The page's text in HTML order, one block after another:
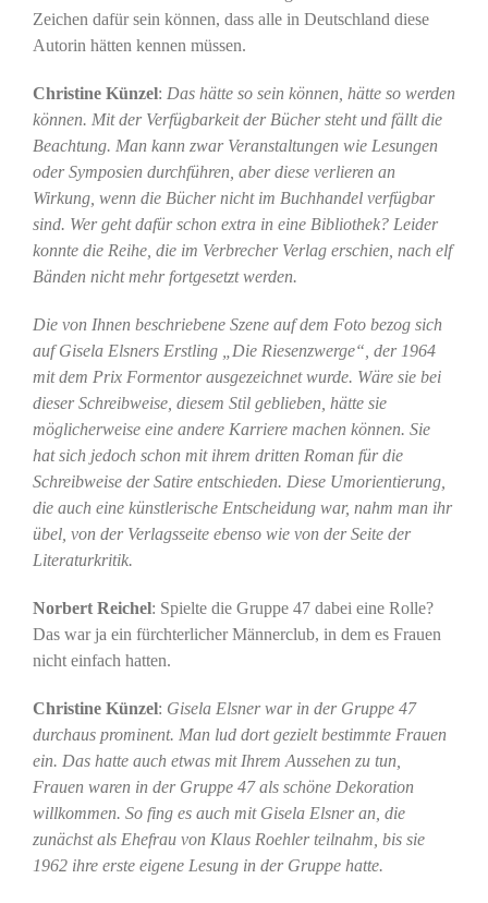
Zeichen dafür sein können, dass alle in Deutschland diese
Autorin hätten kennen müssen.
Christine Künzel: Das hätte so sein können, hätte so werden
können. Mit der Verfügbarkeit der Bücher steht und fällt die
Beachtung. Man kann zwar Veranstaltungen wie Lesungen
oder Symposien durchführen, aber diese verlieren an
Wirkung, wenn die Bücher nicht im Buchhandel verfügbar
sind. Wer geht dafür schon extra in eine Bibliothek? Leider
konnte die Reihe, die im Verbrecher Verlag erschien, nach elf
Bänden nicht mehr fortgesetzt werden.
Die von Ihnen beschriebene Szene auf dem Foto bezog sich
auf Gisela Elsners Erstling „Die Riesenzwerge“, der 1964
mit dem Prix Formentor ausgezeichnet wurde. Wäre sie bei
dieser Schreibweise, diesem Stil geblieben, hätte sie
möglicherweise eine andere Karriere machen können. Sie
hat sich jedoch schon mit ihrem dritten Roman für die
Schreibweise der Satire entschieden. Diese Umorientierung,
die auch eine künstlerische Entscheidung war, nahm man ihr
übel, von der Verlagsseite ebenso wie von der Seite der
Literaturkritik.
Norbert Reichel: Spielte die Gruppe 47 dabei eine Rolle?
Das war ja ein fürchterlicher Männerclub, in dem es Frauen
nicht einfach hatten.
Christine Künzel: Gisela Elsner war in der Gruppe 47
durchaus prominent. Man lud dort gezielt bestimmte Frauen
ein. Das hatte auch etwas mit Ihrem Aussehen zu tun,
Frauen waren in der Gruppe 47 als schöne Dekoration
willkommen. So fing es auch mit Gisela Elsner an, die
zunächst als Ehefrau von Klaus Roehler teilnahm, bis sie
1962 ihre erste eigene Lesung in der Gruppe hatte.